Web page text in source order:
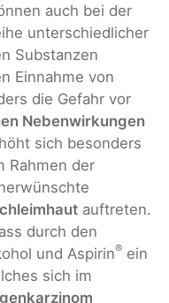
auch bei der
unterschiedlicher
Substanzen
Einnahme von
die Gefahr vor
Nebenwirkungen
sich besonders
Rahmen der
auftreten.
durch den
und Aspirin® ein
sich im